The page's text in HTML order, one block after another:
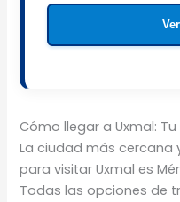
Cómo llegar a Uxmal:
La ciudad más
para visitar Uxmal es
Todas las opciones de